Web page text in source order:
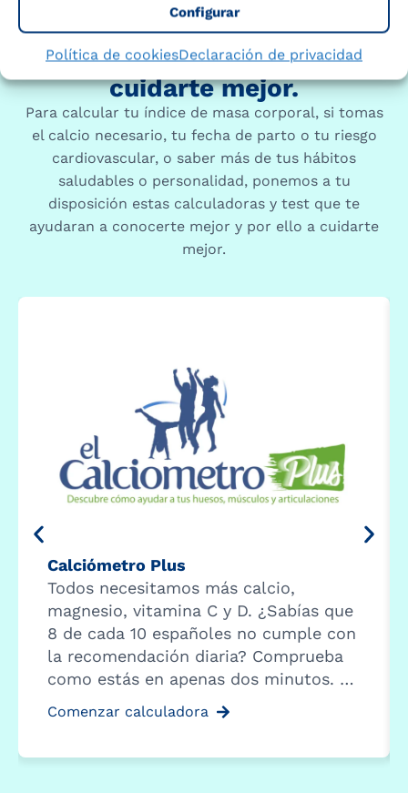
Configurar
Política de cookiesDeclaración de privacidad
Te ayudamos a conocerte y a
cuidarte mejor.
Para calcular tu índice de masa corporal, si tomas
el calcio necesario, tu fecha de parto o tu riesgo
cardiovascular, o saber más de tus hábitos
saludables o personalidad, ponemos a tu
disposición estas calculadoras y test que te
ayudaran a conocerte mejor y por ello a cuidarte
mejor.
Calciómetro Plus
Todos necesitamos más calcio,
magnesio, vitamina C y D. ¿Sabías que
8 de cada 10 españoles no cumple con
la recomendación diaria? Comprueba
como estás en apenas dos minutos. …
Comenzar calculadora